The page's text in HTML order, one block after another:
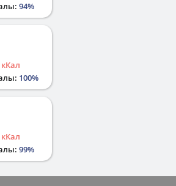
94%
кКал
100%
кКал
99%